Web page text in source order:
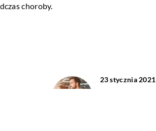
choroby.
23 stycznia 2021